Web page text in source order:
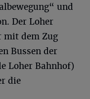
und
Der Loher
mit dem Zug
Bussen der
Loher Bahnhof)
die